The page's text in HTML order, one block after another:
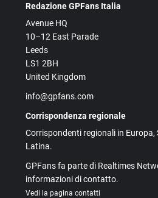
Redazione GPFans Italia
Avenue HQ
10–12 East Parade
Leeds
LS1 2BH
United Kingdom
info@gpfans.com
Corrispondenza regionale
Corrispondenti regionali in Europa,
Latina.
GPFans fa parte di Realtimes
informazioni di contatto.
Vedi la pagina contatti